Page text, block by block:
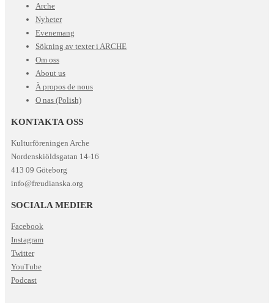
Arche
Nyheter
Evenemang
Sökning av texter i ARCHE
Om oss
About us
À propos de nous
O nas (Polish)
KONTAKTA OSS
Kulturföreningen Arche
Nordenskiöldsgatan 14-16
413 09 Göteborg
info@freudianska.org
SOCIALA MEDIER
Facebook
Instagram
Twitter
YouTube
Podcast